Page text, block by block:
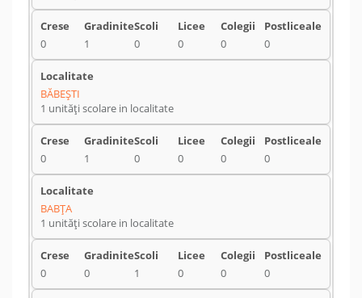
0 1 0 0 0 0
BĂBEŞTI
1 unități scolare in localitate
0 1 0 0 0 0
BABŢA
1 unități scolare in localitate
0 0 1 0 0 0